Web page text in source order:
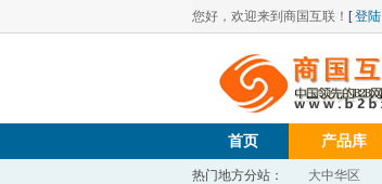
您好，欢迎来到商国互联！ [登陆
首页 产品库
热门地方分站： 大中华区